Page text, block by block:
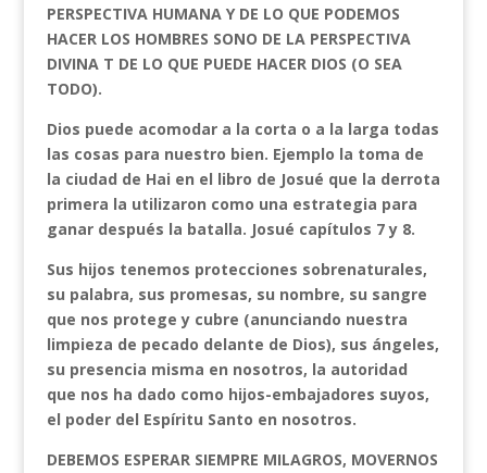
PERSPECTIVA HUMANA Y DE LO QUE PODEMOS
HACER LOS HOMBRES SONO DE LA PERSPECTIVA
DIVINA T DE LO QUE PUEDE HACER DIOS (O SEA
TODO).
Dios puede acomodar a la corta o a la larga todas
las cosas para nuestro bien. Ejemplo la toma de
la ciudad de Hai en el libro de Josué que la derrota
primera la utilizaron como una estrategia para
ganar después la batalla. Josué capítulos 7 y 8.
Sus hijos tenemos protecciones sobrenaturales,
su palabra, sus promesas, su nombre, su sangre
que nos protege y cubre (anunciando nuestra
limpieza de pecado delante de Dios), sus ángeles,
su presencia misma en nosotros, la autoridad
que nos ha dado como hijos-embajadores suyos,
el poder del Espíritu Santo en nosotros.
DEBEMOS ESPERAR SIEMPRE MILAGROS, MOVERNOS